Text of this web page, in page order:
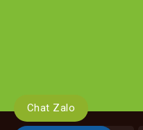
Chat Zalo